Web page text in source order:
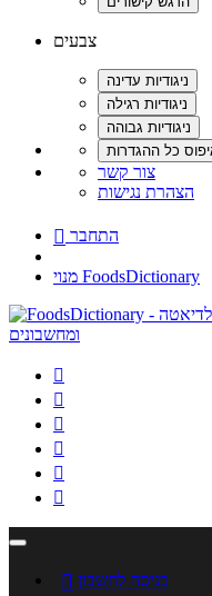
צבעים
צור קשר
הצהרת נגישות
 התחבר
מנוי FoodsDictionary






 כניסה לחשבון